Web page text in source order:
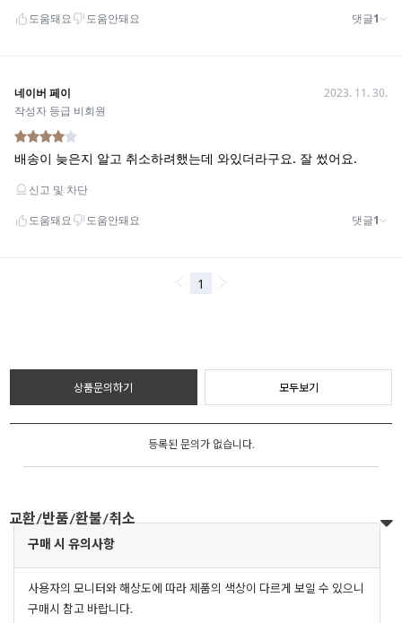
상품문의하기 모두보기
등록된 문의가 없습니다.
교환/반품/환불/취소
구매 시 유의사항
사용자의 모니터와 해상도에 따라 제품의 색상이 다르게 보일 수 있으니
구매시 참고 바랍니다.